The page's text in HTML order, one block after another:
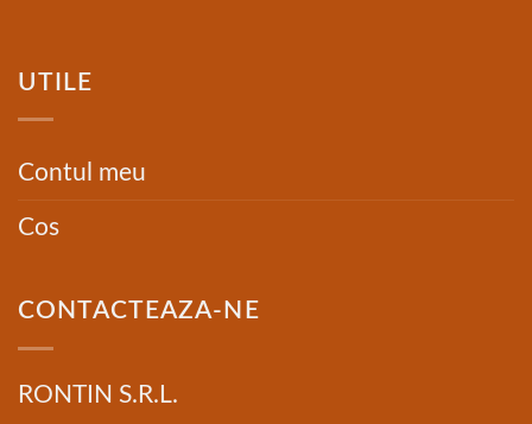
UTILE
Contul meu
Cos
CONTACTEAZA-NE
RONTIN S.R.L.